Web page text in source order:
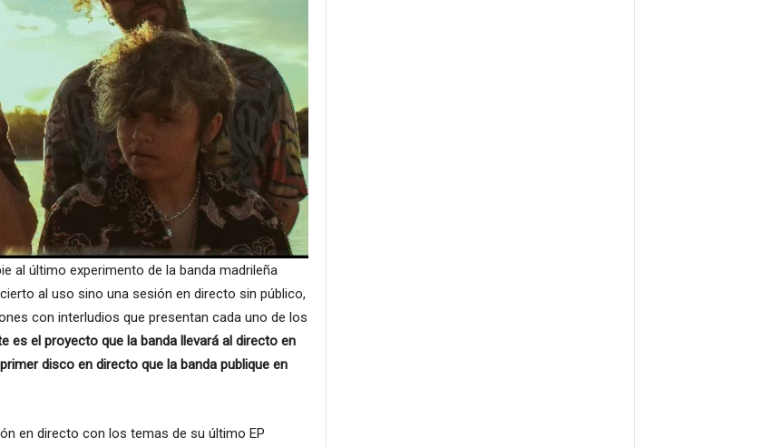
al último experimento de la banda madrileña
al uso sino una sesión en directo sin público,
con interludios que presentan cada uno de los
es el proyecto que la banda llevará al directo en
disco en directo que la banda publique en
en directo con los temas de su último EP